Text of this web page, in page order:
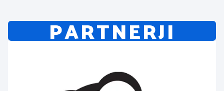
PARTNERJI